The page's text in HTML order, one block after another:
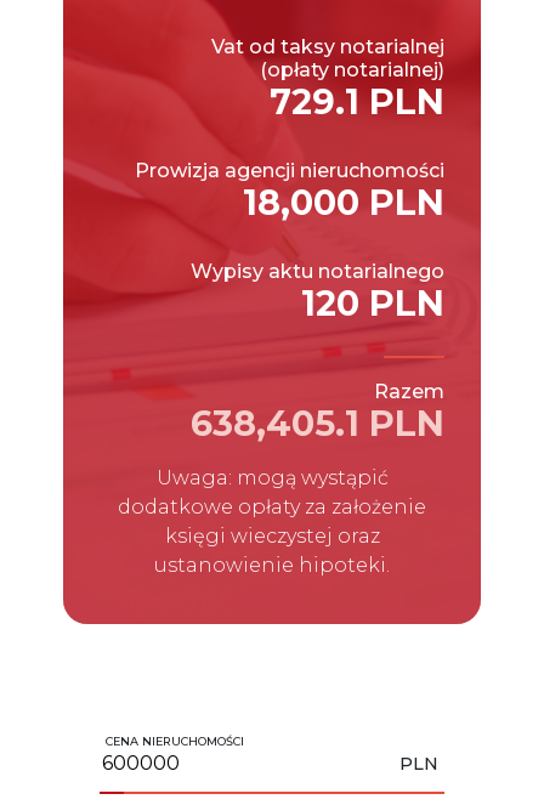
Vat od taksy notarialnej
(opłaty notarialnej)
729.1 PLN
Prowizja agencji nieruchomości
18,000 PLN
Wypisy aktu notarialnego
120 PLN
Razem
638,405.1 PLN
Uwaga: mogą wystąpić
dodatkowe opłaty za założenie
księgi wieczystej oraz
ustanowienie hipoteki.
CENA NIERUCHOMOŚCI
PLN